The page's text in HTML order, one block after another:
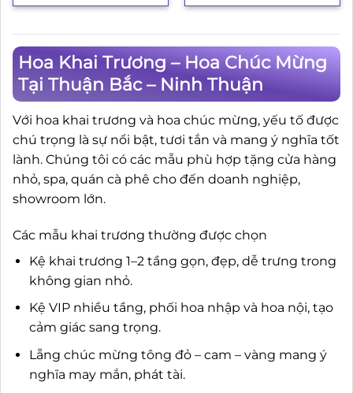
Hoa Khai Trương – Hoa Chúc Mừng
Tại Thuận Bắc – Ninh Thuận
Với hoa khai trương và hoa chúc mừng, yếu tố được
chú trọng là sự nổi bật, tươi tắn và mang ý nghĩa tốt
lành. Chúng tôi có các mẫu phù hợp tặng cửa hàng
nhỏ, spa, quán cà phê cho đến doanh nghiệp,
showroom lớn.
Các mẫu khai trương thường được chọn
Kệ khai trương 1–2 tầng gọn, đẹp, dễ trưng trong
không gian nhỏ.
Kệ VIP nhiều tầng, phối hoa nhập và hoa nội, tạo
cảm giác sang trọng.
Lẵng chúc mừng tông đỏ – cam – vàng mang ý
nghĩa may mắn, phát tài.